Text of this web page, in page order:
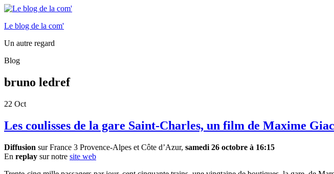
Le blog de la com'
Un autre regard
Blog
bruno ledref
22 Oct
Les coulisses de la gare Saint-Charles, un film de Maxime
Diffusion sur France 3 Provence-Alpes et Côte d’Azur, samedi 26 octobre à 16:15
En replay sur notre site web